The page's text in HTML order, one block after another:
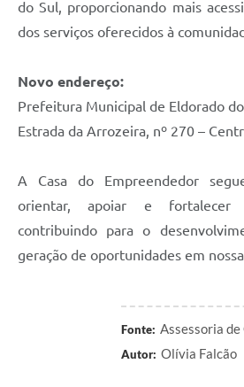
do Sul, proporcionando mais
dos serviços oferecidos à
Novo endereço:
Prefeitura Municipal de Eldorado
Estrada da Arrozeira, nº 270 –
A Casa do Empreendedor
orientar, apoiar e fortalecer
contribuindo para o
geração de oportunidades em
Fonte: Assessoria de
Autor: Olívia Falcão